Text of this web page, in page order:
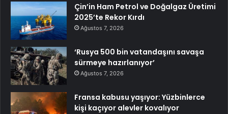
Çin’in Ham Petrol ve Doğalgaz Üretimi
2025’te Rekor Kırdı
Ağustos 7, 2026
‘Rusya 500 bin vatandaşını savaşa
sürmeye hazırlanıyor’
Ağustos 7, 2026
Fransa kabusu yaşıyor: Yüzbinlerce
kişi kaçıyor alevler kovalıyor